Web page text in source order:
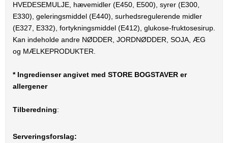
HVEDESEMULJE, hævemidler (E450, E500), syrer (E300,
E330), geleringsmiddel (E440), surhedsregulerende midler
(E327, E332), fortykningsmiddel (E412), glukose-fruktosesirup.
Kan indeholde andre NØDDER, JORDNØDDER, SOJA, ÆG
og MÆLKEPRODUKTER.
* Ingredienser angivet med STORE BOGSTAVER er
allergener
Tilberedning:
Serveringsforslag: